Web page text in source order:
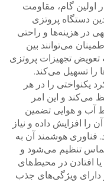
اولین گام، مقاومت
دستگاه پروتزی
در هزینه‌ها و راحتی
می‌توانند بین
تجهیزات پروتزی
را تسهیل می‌کند.
یکنواختی را در هر
می‌کند و این امر
آب و هوایی تضمین
را افزایش داده و نیاز
فناوری هوشمند آن به
تنظیم می‌شود و
افتادن در محیط‌های
ویژگی‌های جذب